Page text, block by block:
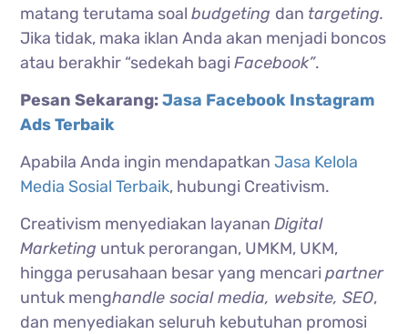
matang terutama soalbudgeting dan targeting.
Jika tidak, maka iklan Anda akan menjadi boncos
atau berakhir “sedekah bagiFacebook”.
Pesan Sekarang:Jasa Facebook Instagram
Ads Terbaik
Apabila Anda ingin mendapatkanJasa Kelola
Media Sosial Terbaik, hubungi Creativism.
Creativism menyediakan layananDigital
Marketing untuk perorangan, UMKM, UKM,
hingga perusahaan besar yang mencaripartner
untuk menghandle social media, website, SEO,
dan menyediakan seluruh kebutuhan promosi